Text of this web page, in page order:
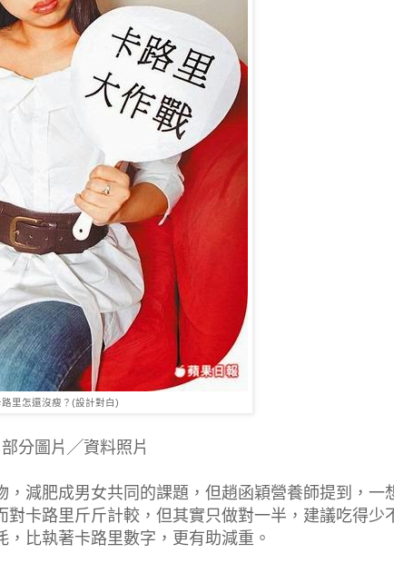
里怎還沒瘦？(設計對白)
分圖片╱資料照片
減肥成男女共同的課題，但趙函穎營養師提到，一
卡路里斤斤計較，但其實只做對一半，建議吃得少
比執著卡路里數字，更有助減重。